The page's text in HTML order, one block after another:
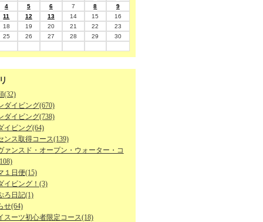
4 5 6 7 8
9
11 12 13 14 15
16
18 19 20 21 22
23
25 26 27 28 29
30
(32)
ダイビング(670)
ダイビング(738)
イビング(64)
ンス取得コース(139)
ァンスド・オープン・ウォーター・コ
１日便(15)
イビング！(3)
ろ日記(1)
せ(64)
スーツ初心者限定コース(18)